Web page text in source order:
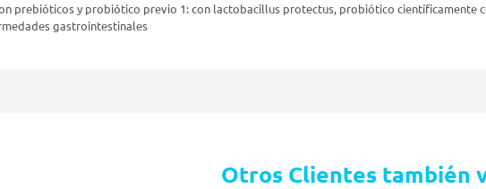
prebióticos y probiótico previo 1: con lactobacillus protectus, probiótico científicamente
gastrointestinales
Otros Clientes también